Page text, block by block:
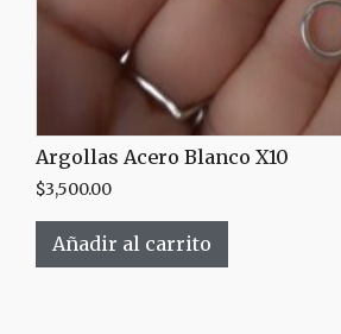
Argollas Acero Blanco X10
$3,500.00
Añadir al carrito